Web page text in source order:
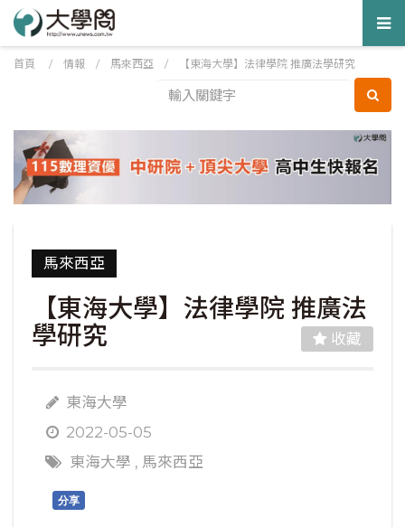
首頁 / 情報 / 馬來西亞 / 【東海大學】法律學院 推廣法學研究
馬來西亞
【東海大學】法律學院 推廣法
學研究
收藏
東海大學
2022-05-05
東海大學 , 馬來西亞
分享